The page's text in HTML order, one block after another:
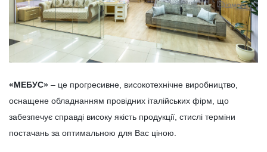
«МЕБУС» – це прогресивне, високотехнічне виробництво,
оснащене обладнанням провідних італійських фірм, що
забезпечує справді високу якість продукції, стислі терміни
постачань за оптимальною для Вас ціною.